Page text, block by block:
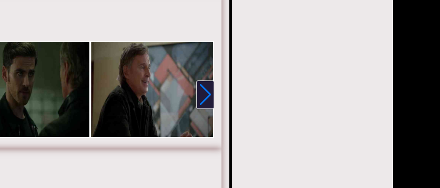
онлайн 7 сезон 7 серию « Однажды в сказке» бесплатно в
качестве, на телефоне, планшете, пк или телевизоре на
a-time.ru.